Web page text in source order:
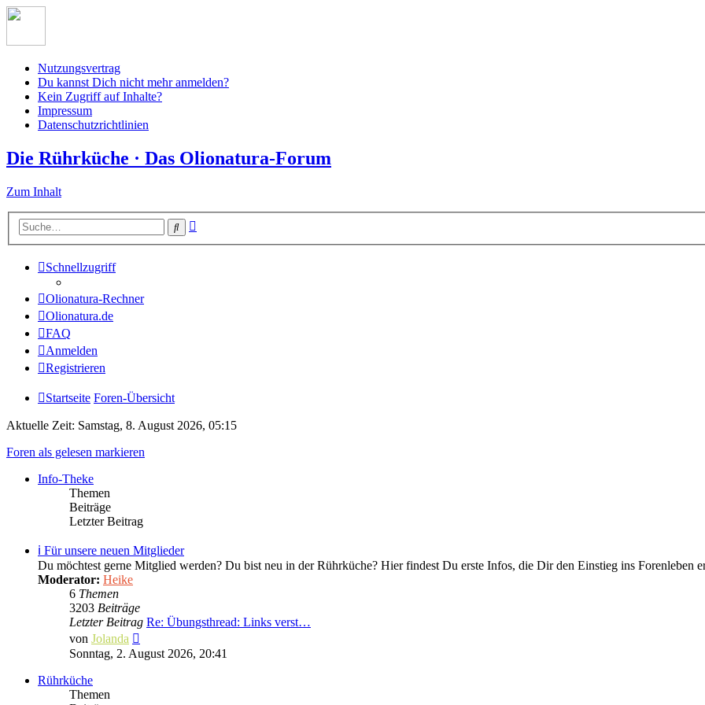
Nutzungsvertrag
Du kannst Dich nicht mehr anmelden?
Kein Zugriff auf Inhalte?
Impressum
Datenschutzrichtlinien
Die Rührküche · Das Olionatura-Forum
Zum Inhalt
Suche
Schnellzugriff
Olionatura-Rechner
Olionatura.de
FAQ
Anmelden
Registrieren
Startseite Foren-Übersicht
Aktuelle Zeit: Samstag, 8. August 2026, 05:15
Foren als gelesen markieren
Info-Theke
Themen
Beiträge
Letzter Beitrag
ℹ️ Für unsere neuen Mitglieder
Du möchtest gerne Mitglied werden? Du bist neu in der Rührküche? Hier findest Du erste Infos, die Dir den Einstieg ins Forenleben
Moderator: Heike
6 Themen
3203 Beiträge
Letzter Beitrag Re: Übungsthread: Links verst…
von Jolanda
Beitrag
Sonntag, 2. August 2026, 20:41
Rührküche
Themen